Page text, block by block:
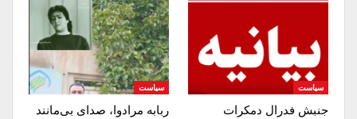
سیاست
جنبش فدرال دمکرات
سیاست
ربابه مرادوا، صدای بی‌مانند